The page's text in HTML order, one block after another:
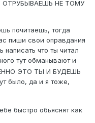
НЕ ТОМУ
почитаешь, тогда
пиши свои оправдания
что ты читал
тут обманывают и
ЭТО ТЫ И БУДЕШЬ
было, да и я тоже,
быстро обьяснят как